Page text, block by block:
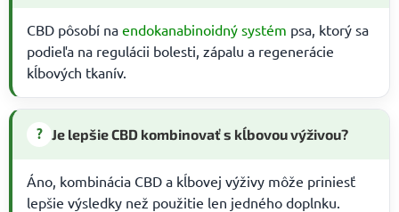
CBD pôsobí na endokanabinoidný systém psa, ktorý sa
podieľa na regulácii bolesti, zápalu a regenerácie
kĺbových tkanív.
? Je lepšie CBD kombinovať s kĺbovou výživou?
Áno, kombinácia CBD a kĺbovej výživy môže priniesť
lepšie výsledky než použitie len jedného doplnku.